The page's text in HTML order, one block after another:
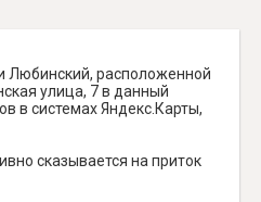
Любинский, расположенной
улица, 7 в данный
в системах Яндекс.Карты,
сказывается на приток